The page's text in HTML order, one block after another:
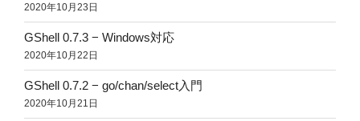
2020年10月23日
GShell 0.7.3 − Windows対応
2020年10月22日
GShell 0.7.2 − go/chan/select入門
2020年10月21日